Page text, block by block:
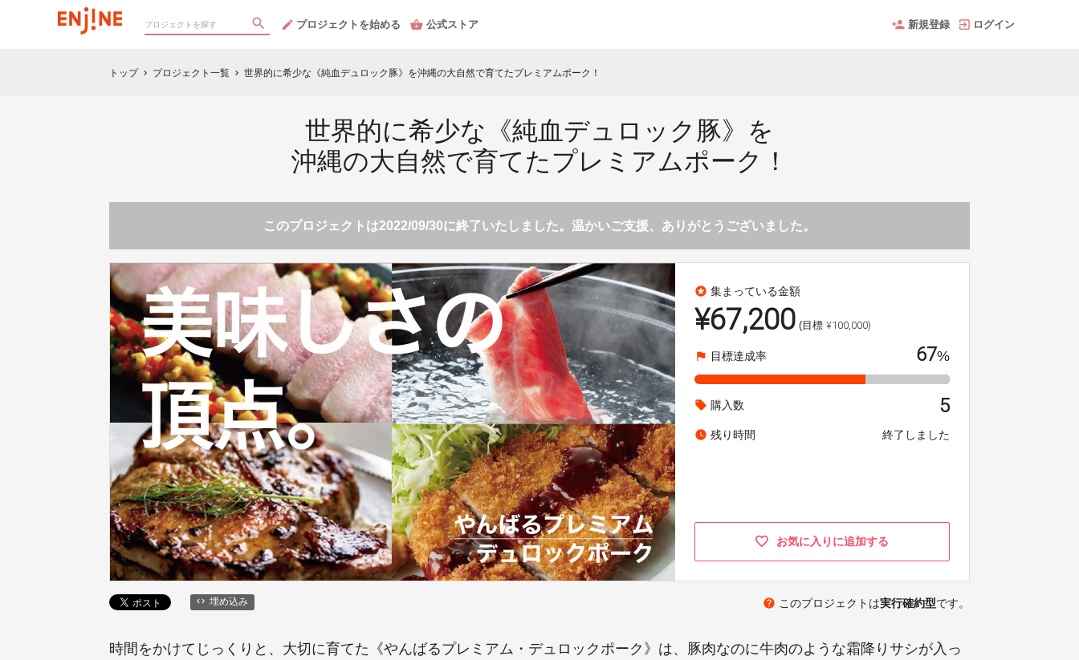
プロジェクトを始める 公式ストア 新規登録 ログイン
トップ chevron_right プロジェクト一覧 chevron_right 世界的に希少な《純血デュロック豚》を沖縄の大自然で育てたプレミアムポーク！
世界的に希少な《純血デュロック豚》を
沖縄の大自然で育てたプレミアムポーク！
このプロジェクトは2022/09/30に終了いたしました。温かいご支援、ありがとうございました。
stars 集まっている金額
¥67,200 (目標 ¥100,000)
flag 目標達成率 67%
local_offer 購入数 5
watch_later 残り時間 終了しました
お気に入りに追加する
埋め込み help このプロジェクトは実行確約型です。
時間をかけてじっくりと、大切に育てた《やんばるプレミアム・デュロックポーク》は、豚肉なのに牛肉のような霜降りサシが入っ